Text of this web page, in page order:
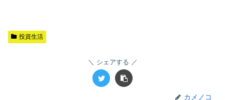
投資生活
シェアする
カメノコ